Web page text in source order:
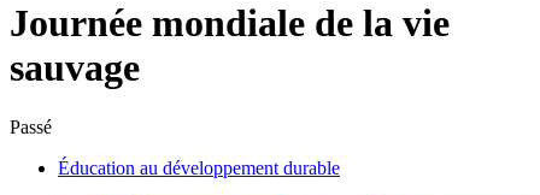
Journée mondiale de la vie
sauvage
Passé
Éducation au développement durable